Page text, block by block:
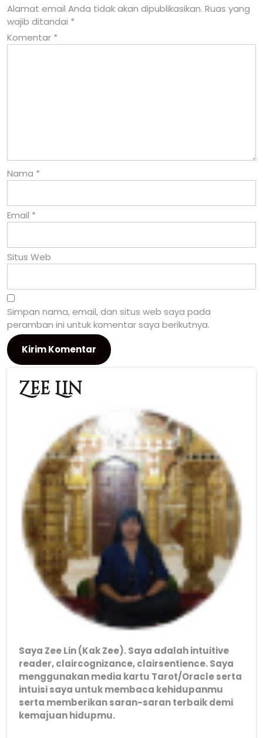
Alamat email Anda tidak akan dipublikasikan. Ruas yang
wajib ditandai *
Komentar *
Nama *
Email *
Situs Web
Simpan nama, email, dan situs web saya pada
peramban ini untuk komentar saya berikutnya.
Zee Lin
Saya Zee Lin (Kak Zee). Saya adalah intuitive
reader, claircognizance, clairsentience. Saya
menggunakan media kartu Tarot/Oracle serta
intuisi saya untuk membaca kehidupanmu
serta memberikan saran-saran terbaik demi
kemajuan hidupmu.